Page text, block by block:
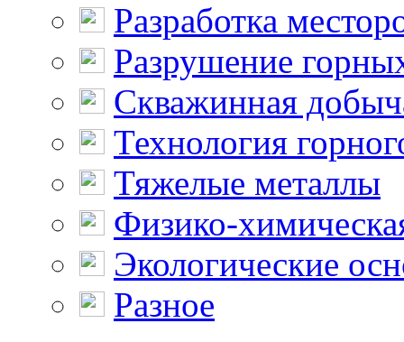
Разработка
Разрушение
Скважинная
Технология
Тяжелые металлы
Физико-
Экологические
Разное